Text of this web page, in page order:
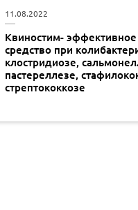
11.08.2022
Квиностим- эффективное
средство при
клостридиозе,
пастереллезе,
стрептококкозе